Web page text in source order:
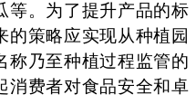
等。为了提升产品的标
的策略应实现从种植园
称乃至种植过程监管的
消费者对食品安全和卓